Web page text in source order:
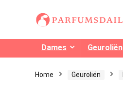
Dames Geuroliën
Home Geuroliën